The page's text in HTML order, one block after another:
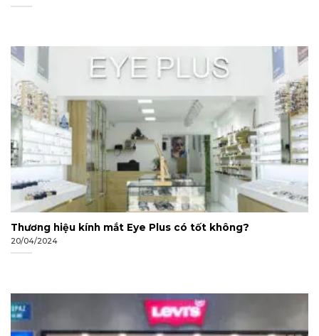
Thương hiệu kính mắt Eye Plus có tốt không?
20/04/2024